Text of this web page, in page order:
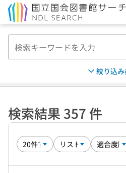
絞り込
検索結果 357 件